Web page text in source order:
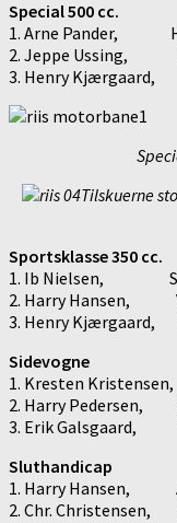
Special 500 cc.
1. Arne Pander,
2. Jeppe Ussing,
3. Henry
Tilskuerne
Sportsklasse 350 cc.
1. Ib Nielsen,
2. Harry Hansen,
3. Henry
Sidevogne
1. Kresten
2. Harry Pedersen,
3. Erik Galsgaard,
Sluthandicap
1. Harry Hansen,
2. Chr.